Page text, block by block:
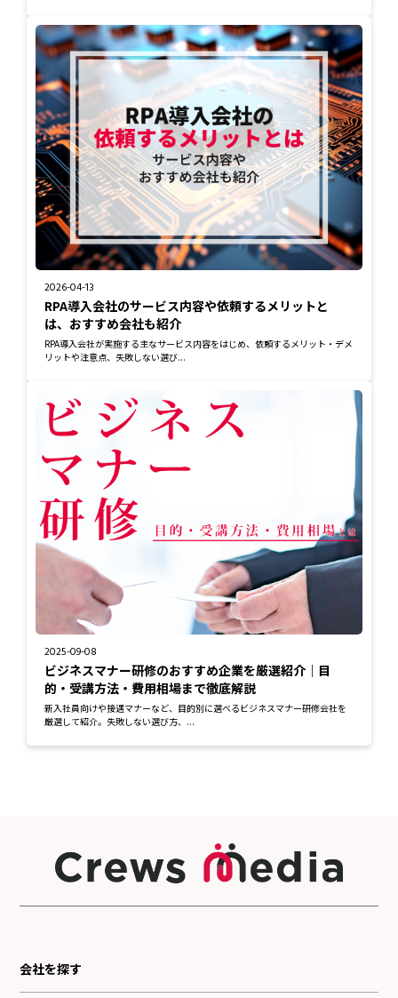
2026-04-13
RPA導入会社のサービス内容や依頼するメリットと
は、おすすめ会社も紹介
RPA導入会社が実施する主なサービス内容をはじめ、依頼するメリット・デメ
リットや注意点、失敗しない選び...
2025-09-08
ビジネスマナー研修のおすすめ企業を厳選紹介｜目
的・受講方法・費用相場まで徹底解説
新入社員向けや接遇マナーなど、目的別に選べるビジネスマナー研修会社を
厳選して紹介。失敗しない選び方、...
会社を探す